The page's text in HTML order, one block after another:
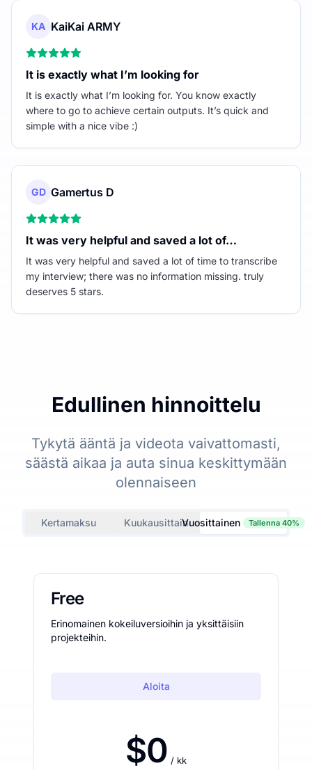
KA KaiKai ARMY
It is exactly what I’m looking for
It is exactly what I’m looking for. You know exactly
where to go to achieve certain outputs. It’s quick and
simple with a nice vibe :)
GD Gamertus D
It was very helpful and saved a lot of…
It was very helpful and saved a lot of time to transcribe
my interview; there was no information missing. truly
deserves 5 stars.
Edullinen hinnoittelu
Tykytä ääntä ja videota vaivattomasti,
säästä aikaa ja auta sinua keskittymään
olennaiseen
Kertamaksu KuukausittainVuosittainen Tallenna 40%
Free
Erinomainen kokeiluversioihin ja yksittäisiin
projekteihin.
Aloita
$0 / kk